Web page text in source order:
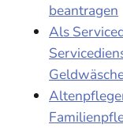
beantragen
Als